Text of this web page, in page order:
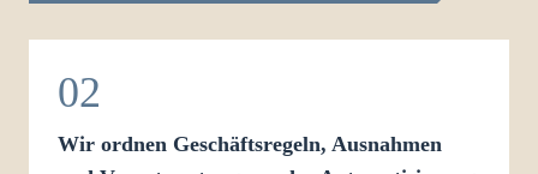
02
Wir ordnen Geschäftsregeln, Ausnahmen